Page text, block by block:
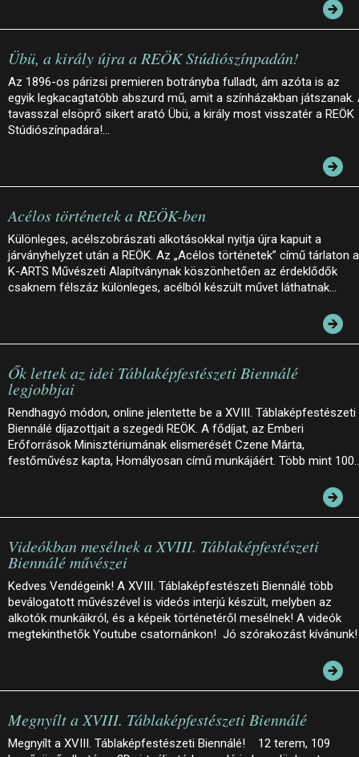
Übü, a király újra a REÖK Stúdiószínpadán!
Az 1896-os párizsi premieren botrányba fulladt, ám azóta is az
egyik legkacagtatóbb abszurd mű, amit a színházakban játszanak.
tavasszal elsöprő sikert arató Übü, a király most visszatér a REÖK
Stúdiószínpadára!…
Acélos történetek a REÖK-ben
Különleges, acélszobrászati alkotásokkal nyitja újra kapuit a
járványhelyzet után a REÖK. Az „Acélos történetek” című tárlaton a
K-ARTS Művészeti Alapítványnak köszönhetően az érdeklődők
csaknem félszáz különleges, acélból készült művet láthatnak…
Ők lettek az idei Táblaképfestészeti Biennálé
legjobbjai
Rendhagyó módon, online jelentette be a XVIII. Táblaképfestészeti
Biennálé díjazottjait a szegedi REÖK. A fődíjat, az Emberi
Erőforrások Minisztériumának elismerését Czene Márta,
festőművész kapta, Homályosan című munkájáért. Több mint
Videókban mesélnek a XVIII. Táblaképfestészeti
Biennálé művészei
Kedves Vendégeink! A XVIII. Táblaképfestészeti Biennálé több
beválogatott művészével is videós interjú készült, melyben az
alkotók munkáikról, és a képeik történetéről mesélnek! A videók
megtekinthetők Youtube csatornánkon! Jó szórakozást kívánunk!
Megnyílt a XVIII. Táblaképfestészeti Biennálé
Megnyílt a XVIII. Táblaképfestészeti Biennálé! 12 terem, 109